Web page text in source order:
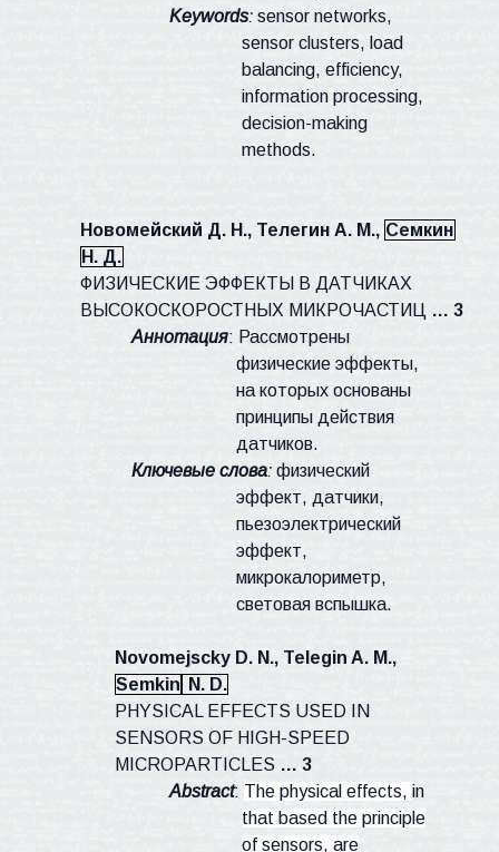
Keywords:sensor networks,
sensor clusters, load
balancing, efficiency,
information processing,
decision-making
methods.
Новомейский Д. Н., Телегин А. М., Семкин
Н. Д.
ФИЗИЧЕСКИЕ ЭФФЕКТЫ В ДАТЧИКАХ
ВЫСОКОСКОРОСТНЫХ МИКРОЧАСТИЦ
… 3
Аннотация: Рассмотрены
физические эффекты,
на которых основаны
принципы действия
датчиков.
Ключевые слова:физический
эффект, датчики,
пьезоэлектрический
эффект,
микрокалориметр,
световая вспышка.
NovomejsckyD. N., Telegin A. M.,
Semkin
N. D.
PHYSICAL EFFECTS USED IN
SENSORS OF HIGH-SPEED
MICROPARTICLES … 3
Abstract: The physical effects,in
that based the principle
of sensors, are